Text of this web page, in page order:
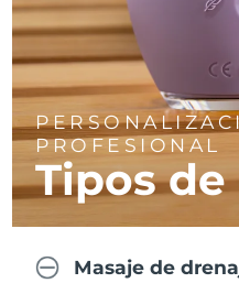
PROFESIONAL
Tipos
Masaje de